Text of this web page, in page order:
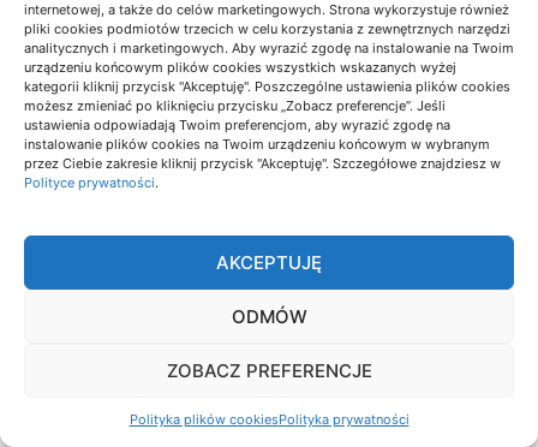
internetowej, a także do celów marketingowych. Strona wykorzystuje również
pliki cookies podmiotów trzecich w celu korzystania z zewnętrznych narzędzi
analitycznych i marketingowych. Aby wyrazić zgodę na instalowanie na Twoim
urządzeniu końcowym plików cookies wszystkich wskazanych wyżej
kategorii kliknij przycisk "Akceptuję". Poszczególne ustawienia plików cookies
możesz zmieniać po kliknięciu przycisku „Zobacz preferencje”. Jeśli
ustawienia odpowiadają Twoim preferencjom, aby wyrazić zgodę na
instalowanie plików cookies na Twoim urządzeniu końcowym w wybranym
przez Ciebie zakresie kliknij przycisk "Akceptuję". Szczegółowe znajdziesz w
Polityce prywatności.
AKCEPTUJĘ
ODMÓW
ZOBACZ PREFERENCJE
Polityka plików cookiesPolityka prywatności
Dlaczego branding kosztuje więcej niż
samo logo